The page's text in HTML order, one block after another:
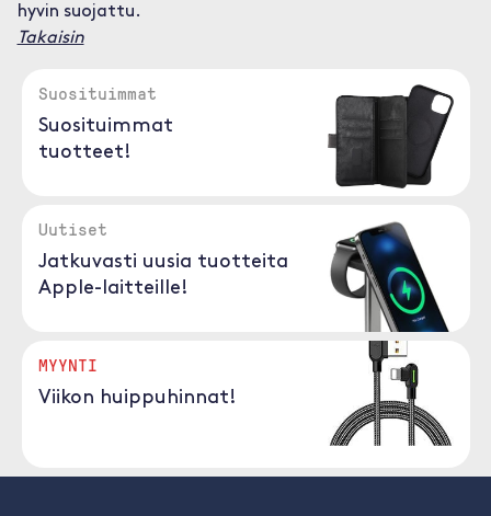
hyvin suojattu.
Takaisin
Suosituimmat
Suosituimmat
tuotteet!
Uutiset
Jatkuvasti uusia tuotteita
Apple-laitteille!
MYYNTI
Viikon huippuhinnat!